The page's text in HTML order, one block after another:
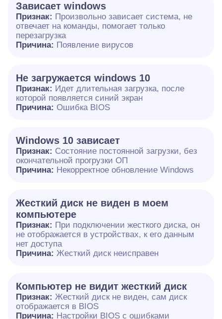
Зависает windows
Признак: Произвольно зависает система, не
отвечает на команды, помогает только
перезагрузка
Причина: Появление вирусов
Не загружается windows 10
Признак: Идет длительная загрузка, после
которой появляется синий экран
Причина: Ошибка BIOS
Windows 10 зависает
Признак: Состояние постоянной загрузки, без
окончательной прогрузки ОП
Причина: Некорректное обновление Windows
Жесткий диск не виден в моем
компьютере
Признак: При подключении жесткого диска, он
не отображается в устройствах, к его данным
нет доступа
Причина: Жесткий диск неисправен
Компьютер не видит жесткий диск
Признак: Жесткий диск не виден, сам диск
отображается в BIOS
Причина: Настройки BIOS с ошибками